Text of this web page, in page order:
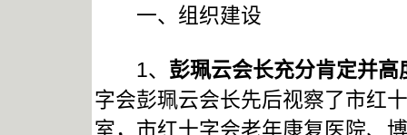
一、组织建设
1、 彭珮云会长充分肯定并高
字会彭珮云会长先后视察了市红
室，市红十字会老年康复医院、